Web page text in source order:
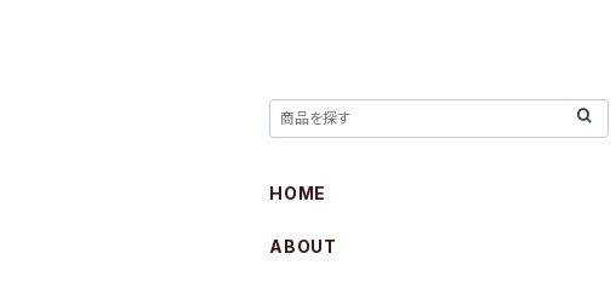
HOME
ABOUT